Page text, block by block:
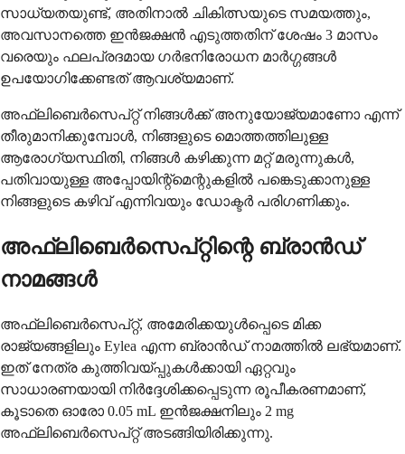
സാധ്യതയുണ്ട്, അതിനാൽ ചികിത്സയുടെ സമയത്തും,
അവസാനത്തെ ഇൻജക്ഷൻ എടുത്തതിന് ശേഷം 3 മാസം
വരെയും ഫലപ്രദമായ ഗർഭനിരോധന മാർഗ്ഗങ്ങൾ
ഉപയോഗിക്കേണ്ടത് ആവശ്യമാണ്.
അഫ്‌ലിബെർസെപ്റ്റ് നിങ്ങൾക്ക് അനുയോജ്യമാണോ എന്ന്
തീരുമാനിക്കുമ്പോൾ, നിങ്ങളുടെ മൊത്തത്തിലുള്ള
ആരോഗ്യസ്ഥിതി, നിങ്ങൾ കഴിക്കുന്ന മറ്റ് മരുന്നുകൾ,
പതിവായുള്ള അപ്പോയിന്റ്മെന്റുകളിൽ പങ്കെടുക്കാനുള്ള
നിങ്ങളുടെ കഴിവ് എന്നിവയും ഡോക്ടർ പരിഗണിക്കും.
അഫ്‌ലിബെർസെപ്റ്റിന്റെ ബ്രാൻഡ്
നാമങ്ങൾ
അഫ്‌ലിബെർസെപ്റ്റ്, അമേരിക്കയുൾപ്പെടെ മിക്ക
രാജ്യങ്ങളിലും Eylea എന്ന ബ്രാൻഡ് നാമത്തിൽ ലഭ്യമാണ്.
ഇത് നേത്ര കുത്തിവയ്പ്പുകൾക്കായി ഏറ്റവും
സാധാരണയായി നിർദ്ദേശിക്കപ്പെടുന്ന രൂപീകരണമാണ്,
കൂടാതെ ഓരോ 0.05 mL ഇൻജക്ഷനിലും 2 mg
അഫ്‌ലിബെർസെപ്റ്റ് അടങ്ങിയിരിക്കുന്നു.